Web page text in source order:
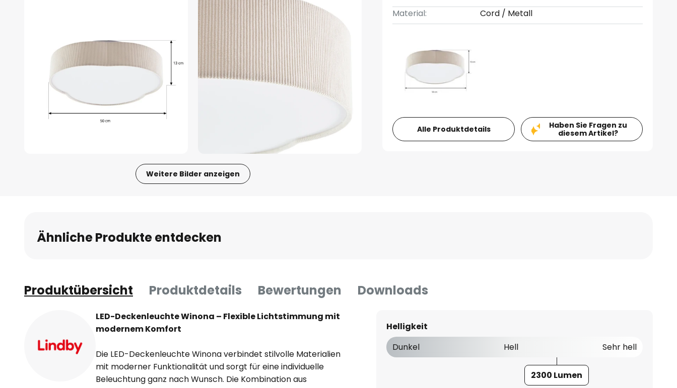
Weitere Bilder anzeigen
Bildgalerie
springen
Material:
Cord / Metall
Alle Produktdetails
Haben Sie Fragen zu
diesem Artikel?
Ähnliche Produkte entdecken
Produktübersicht Produktdetails Bewertungen Downloads
LED-Deckenleuchte Winona – Flexible Lichtstimmung mit
modernem Komfort
Die LED-Deckenleuchte Winona verbindet stilvolle Materialien
mit moderner Funktionalität und sorgt für eine individuelle
Beleuchtung ganz nach Wunsch. Die Kombination aus
Helligkeit
Dunkel
Hell Sehr hell
2300 Lumen